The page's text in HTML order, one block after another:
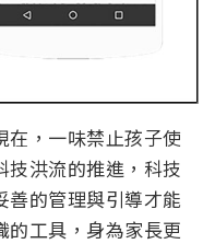
在，一味禁止孩子使
技洪流的推進，科技
善的管理與引導才能
的工具，身為家長更